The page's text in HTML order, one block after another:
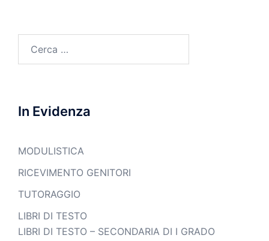
per:
In Evidenza
MODULISTICA
RICEVIMENTO GENITORI
TUTORAGGIO
LIBRI DI TESTO
LIBRI DI TESTO – SECONDARIA DI I GRADO